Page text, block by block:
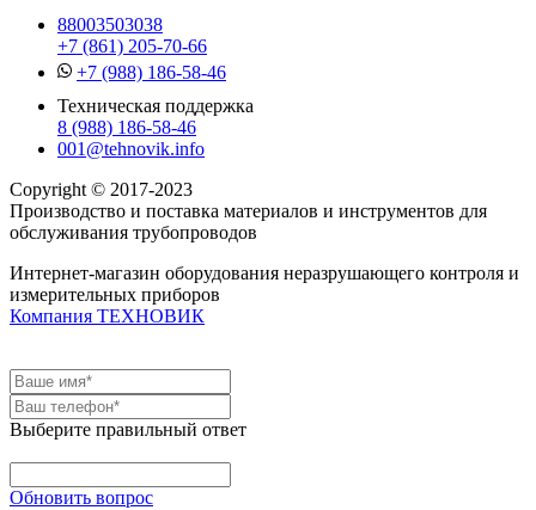
88003503038
+7 (861) 205-70-66
+7 (988) 186-58-46
Техническая поддержка
8 (988) 186-58-46
001@tehnovik.info
Copyright © 2017-2023
Производство и поставка материалов и инструментов для
обслуживания трубопроводов
Интернет-магазин оборудования неразрушающего контроля и
измерительных приборов
Компания ТЕХНОВИК
Выберите правильный ответ
Обновить вопрос